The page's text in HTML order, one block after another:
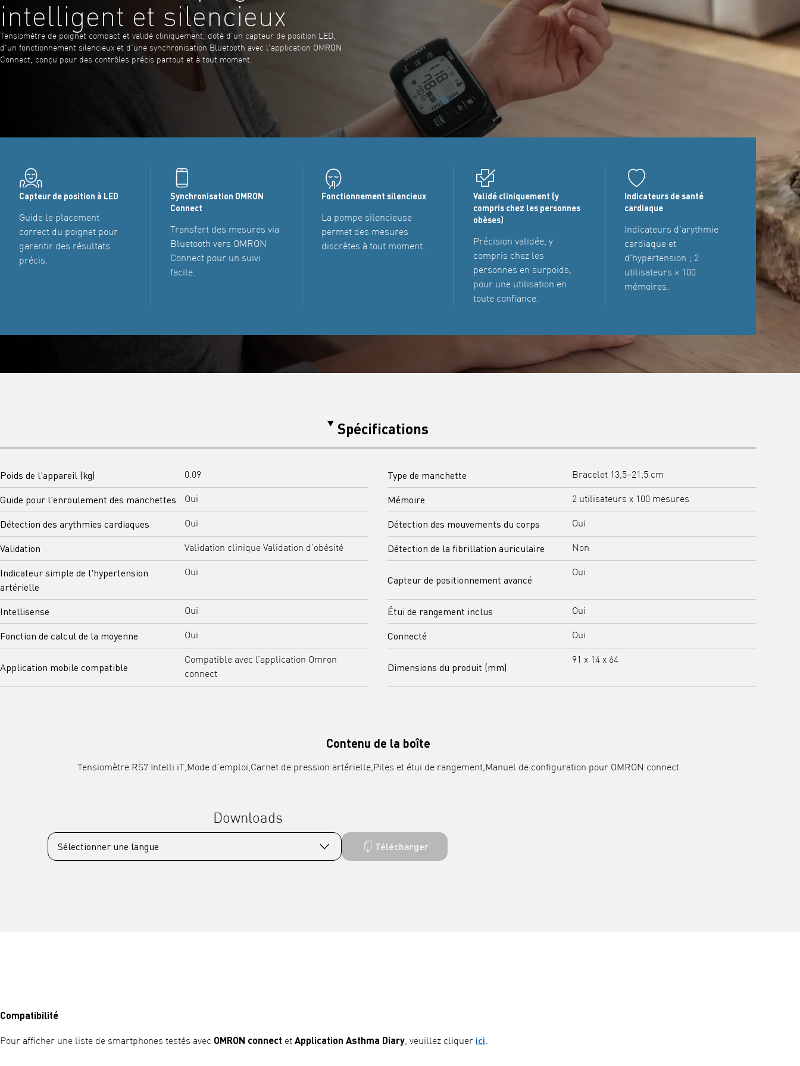
intelligent et silencieux
Tensiomètre de poignet compact et validé cliniquement, doté d'un capteur de position LED,
d'un fonctionnement silencieux et d'une synchronisation Bluetooth avec l'application OMRON
Connect, conçu pour des contrôles précis partout et à tout moment.
Capteur de position à LED
Guide le placement
correct du poignet pour
garantir des résultats
précis.
Synchronisation OMRON
Connect
Transfert des mesures via
Bluetooth vers OMRON
Connect pour un suivi
facile.
Fonctionnement silencieux
La pompe silencieuse
permet des mesures
discrètes à tout moment.
Validé cliniquement (y
compris chez les personnes
obèses)
Précision validée, y
compris chez les
personnes en surpoids,
pour une utilisation en
toute confiance.
Indicateurs de santé
cardiaque
Indicateurs d'arythmie
cardiaque et
d'hypertension ; 2
utilisateurs × 100
mémoires.
Spécifications
Poids de l'appareil (kg) 0.09 Type de manchette Bracelet 13,5–21,5 cm
Guide pour l'enroulement des manchettes Oui Mémoire 2 utilisateurs x 100 mesures
Détection des arythmies cardiaques Oui Détection des mouvements du corps Oui
Validation Validation clinique Validation d’obésité Détection de la fibrillation auriculaire Non
Indicateur simple de l'hypertension
artérielle
Oui
Capteur de positionnement avancé
Oui
Intellisense Oui Étui de rangement inclus Oui
Fonction de calcul de la moyenne Oui Connecté Oui
Application mobile compatible
Compatible avec l’application Omron
connect
Dimensions du produit (mm)
91 x 14 x 64
Contenu de la boîte
Tensiomètre RS7 Intelli iT,Mode d’emploi,Carnet de pression artérielle,Piles et étui de rangement,Manuel de configuration pour OMRON connect
Downloads
Télécharger
Compatibilité
Pour afficher une liste de smartphones testés avec OMRON connect et Application Asthma Diary, veuillez cliquer ici.